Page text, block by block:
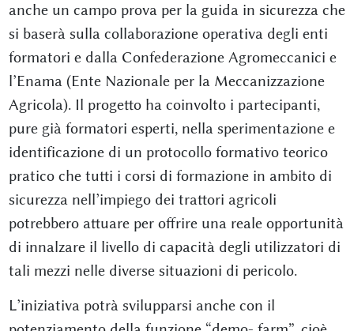
anche un campo prova per la guida in sicurezza che
si baserà sulla collaborazione operativa degli enti
formatori e dalla Confederazione Agromeccanici e
l’Enama (Ente Nazionale per la Meccanizzazione
Agricola). Il progetto ha coinvolto i partecipanti,
pure già formatori esperti, nella sperimentazione e
identificazione di un protocollo formativo teorico
pratico che tutti i corsi di formazione in ambito di
sicurezza nell’impiego dei trattori agricoli
potrebbero attuare per offrire una reale opportunità
di innalzare il livello di capacità degli utilizzatori di
tali mezzi nelle diverse situazioni di pericolo.
L’iniziativa potrà svilupparsi anche con il